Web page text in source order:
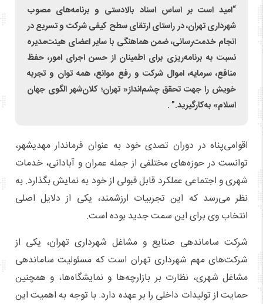
“امید است بر اساس اسناد بالادستی و برنامه‌های مصوب
شهرداری تهران، در راستای ارتقای سطح کیفی شرکت و تسریع در
انجام خدمت‌رسانی، ضمن هماهنگی با سایر اعضای هیئت‌مدیره
نسبت به برنامه‌ریزی برای اطمینان از حسن اجرای امور، حفظ
منافع، سرمایه، اموال شرکت و رفع موانع، همه توان و تجربه
خویش را جهت تحقق چشم‌انداز« تهران؛ کلان‌شهر الگوی جهان
اسلام» به‌کارگیرید.” .
اقوامی‌پناه در دوران تصدی خود به عنوان فرماندار مهدیشهر،
توانست در حوزه‌های مختلفی از جمله عمران و آبادانی، خدمات
شهری و اجتماعی عملکرد قابل قبولی از خود به نمایش بگذارد. به
نظر می‌رسد که این تجربیات ارزشمند، یکی از دلایل اصلی
انتخاب وی برای این سمت جدید بوده است.
شرکت ساماندهی صنایع و مشاغل شهرداری تهران، یکی از
شرکت‌های مهم شهرداری تهران است که مسئولیت ساماندهی
مشاغل شهری، نظارت بر بازارچه‌ها و نمایشگاه‌ها، و همچنین
حمایت از تولیدات داخلی را بر عهده دارد. با توجه به اهمیت این